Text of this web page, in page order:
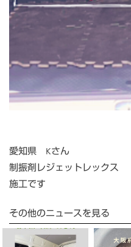
愛知県 Kさん
制振剤レジェットレックス
施工です
その他のニュースを見る